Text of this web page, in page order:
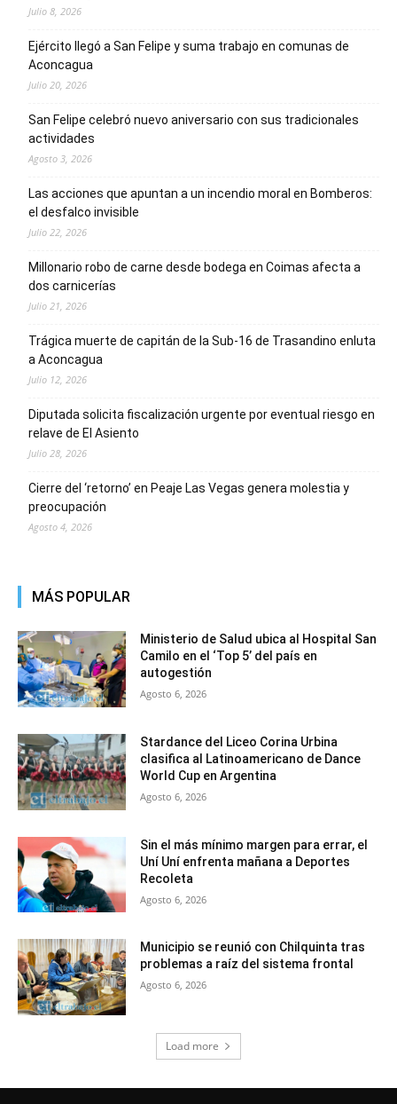
Julio 8, 2026
Ejército llegó a San Felipe y suma trabajo en comunas de
Aconcagua
Julio 20, 2026
San Felipe celebró nuevo aniversario con sus tradicionales
actividades
Agosto 3, 2026
Las acciones que apuntan a un incendio moral en Bomberos:
el desfalco invisible
Julio 22, 2026
Millonario robo de carne desde bodega en Coimas afecta a
dos carnicerías
Julio 21, 2026
Trágica muerte de capitán de la Sub-16 de Trasandino enluta
a Aconcagua
Julio 12, 2026
Diputada solicita fiscalización urgente por eventual riesgo en
relave de El Asiento
Julio 28, 2026
Cierre del ‘retorno’ en Peaje Las Vegas genera molestia y
preocupación
Agosto 4, 2026
MÁS POPULAR
Ministerio de Salud ubica al Hospital San
Camilo en el ‘Top 5’ del país en
autogestión
Agosto 6, 2026
Stardance del Liceo Corina Urbina
clasifica al Latinoamericano de Dance
World Cup en Argentina
Agosto 6, 2026
Sin el más mínimo margen para errar, el
Uní Uní enfrenta mañana a Deportes
Recoleta
Agosto 6, 2026
Municipio se reunió con Chilquinta tras
problemas a raíz del sistema frontal
Agosto 6, 2026
Load more